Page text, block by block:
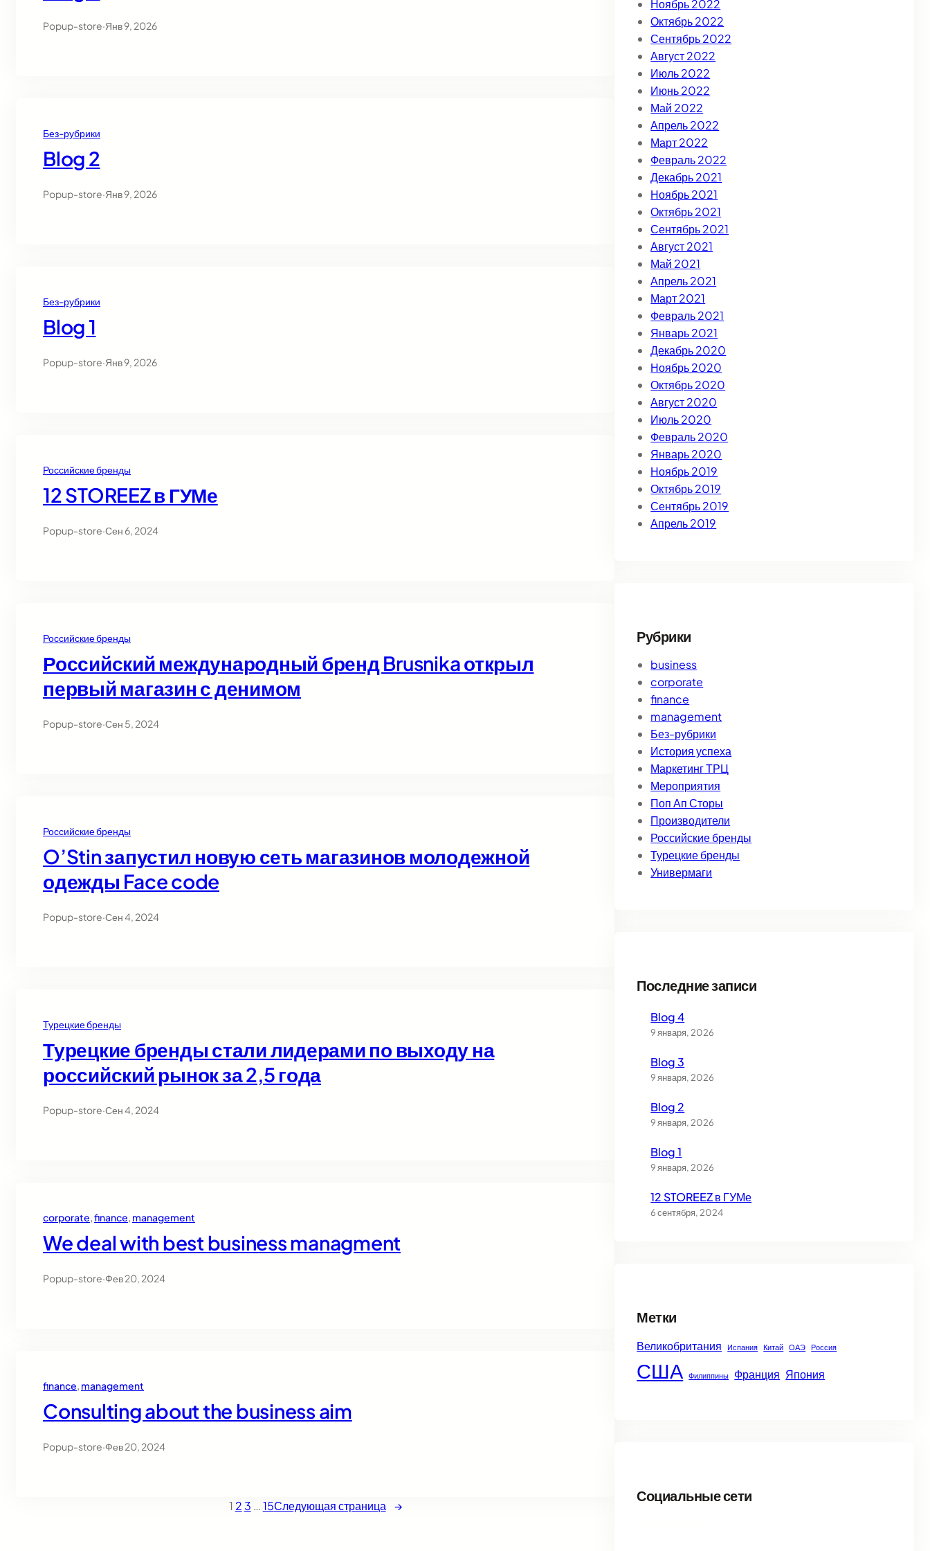
Popup-store·Янв 9, 2026
Без-рубрики
Blog 2
Popup-store·Янв 9, 2026
Без-рубрики
Blog 1
Popup-store·Янв 9, 2026
Российские бренды
12 STOREEZ в ГУМе
Popup-store·Сен 6, 2024
Российские бренды
Российский международный бренд Brusnika открыл
первый магазин с денимом
Popup-store·Сен 5, 2024
Российские бренды
O’Stin запустил новую сеть магазинов молодежной
одежды Face code
Popup-store·Сен 4, 2024
Турецкие бренды
Турецкие бренды стали лидерами по выходу на
российский рынок за 2,5 года
Popup-store·Сен 4, 2024
corporate, finance, management
We deal with best business managment
Popup-store·Фев 20, 2024
finance, management
Consulting about the business aim
Popup-store·Фев 20, 2024
1 2 3 …15Следующая страница →
Ноябрь 2022
Октябрь 2022
Сентябрь 2022
Август 2022
Июль 2022
Июнь 2022
Май 2022
Апрель 2022
Март 2022
Февраль 2022
Декабрь 2021
Ноябрь 2021
Октябрь 2021
Сентябрь 2021
Август 2021
Май 2021
Апрель 2021
Март 2021
Февраль 2021
Январь 2021
Декабрь 2020
Ноябрь 2020
Октябрь 2020
Август 2020
Июль 2020
Февраль 2020
Январь 2020
Ноябрь 2019
Октябрь 2019
Сентябрь 2019
Апрель 2019
Рубрики
business
corporate
finance
management
Без-рубрики
История успеха
Маркетинг ТРЦ
Мероприятия
Поп Ап Сторы
Производители
Российские бренды
Турецкие бренды
Универмаги
Последние записи
Blog 4
9 января, 2026
Blog 3
9 января, 2026
Blog 2
9 января, 2026
Blog 1
9 января, 2026
12 STOREEZ в ГУМе
6 сентября, 2024
Метки
Великобритания Испания Китай ОАЭ Россия
США Филиппины Франция Япония
Социальные сети